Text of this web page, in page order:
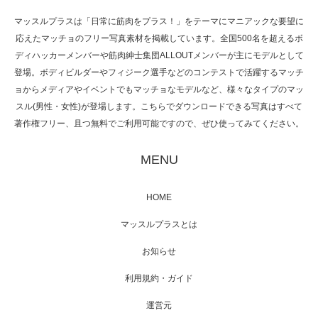
た（6/8放送）
映画「メカバース」舞台挨拶へマッスルプラ
【TV】NHK BS「COOL JAPAN 」にてマッス
マッスルプラスは「日常に筋肉をプラス！」をテーマにマニアックな要望に
応えたマッチョのフリー写真素材を掲載しています。全国500名を超えるボ
ディハッカーメンバーや筋肉紳士集団ALLOUTメンバーが主にモデルとして
登場。ボディビルダーやフィジーク選手などのコンテストで活躍するマッチ
ョからメディアやイベントでもマッチョなモデルなど、様々なタイプのマッ
スル(男性・女性)が登場します。こちらでダウンロードできる写真はすべて
著作権フリー、且つ無料でご利用可能ですので、ぜひ使ってみてください。
MENU
HOME
マッスルプラスとは
お知らせ
利用規約・ガイド
運営元